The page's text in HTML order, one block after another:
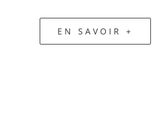
EN SAVOIR +